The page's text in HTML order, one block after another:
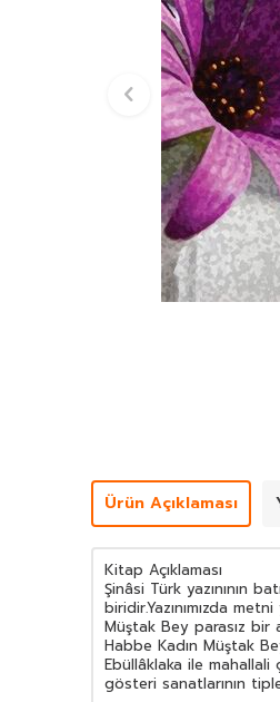
Ürün Açıklaması
Kitap Açıklaması
Şinâsi Türk yazınının
biridir.Yazınımızda
Müştak Bey parasız bir
Habbe Kadın Müştak
Ebüllâklaka ile mahallali
gösteri sanatlarının